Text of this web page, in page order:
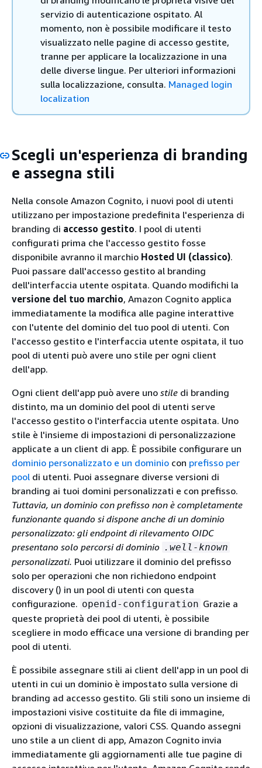
servizio di autenticazione ospitato. Al
momento, non è possibile modificare il testo
visualizzato nelle pagine di accesso gestite,
tranne per applicare la localizzazione in una
delle diverse lingue. Per ulteriori informazioni
sulla localizzazione, consulta. Managed login
localization
Scegli un'esperienza di branding
e assegna stili
Nella console Amazon Cognito, i nuovi pool di utenti
utilizzano per impostazione predefinita l'esperienza di
branding di accesso gestito. I pool di utenti
configurati prima che l'accesso gestito fosse
disponibile avranno il marchio Hosted UI (classico).
Puoi passare dall'accesso gestito al branding
dell'interfaccia utente ospitata. Quando modifichi la
versione del tuo marchio, Amazon Cognito applica
immediatamente la modifica alle pagine interattive
con l'utente del dominio del tuo pool di utenti. Con
l'accesso gestito e l'interfaccia utente ospitata, il tuo
pool di utenti può avere uno stile per ogni client
dell'app.
Ogni client dell'app può avere uno stile di branding
distinto, ma un dominio del pool di utenti serve
l'accesso gestito o l'interfaccia utente ospitata. Uno
stile è l'insieme di impostazioni di personalizzazione
applicate a un client di app. È possibile configurare un
dominio personalizzato e un dominio con prefisso per
pool di utenti. Puoi assegnare diverse versioni di
branding ai tuoi domini personalizzati e con prefisso.
Tuttavia, un dominio con prefisso non è completamente
funzionante quando si dispone anche di un dominio
personalizzato: gli endpoint di rilevamento OIDC
presentano solo percorsi di dominio .well-known
personalizzati. Puoi utilizzare il dominio del prefisso
solo per operazioni che non richiedono endpoint
discovery () in un pool di utenti con questa
configurazione. openid-configuration Grazie a
queste proprietà dei pool di utenti, è possibile
scegliere in modo efficace una versione di branding per
pool di utenti.
È possibile assegnare stili ai client dell'app in un pool di
utenti in cui un dominio è impostato sulla versione di
branding ad accesso gestito. Gli stili sono un insieme di
impostazioni visive costituite da file di immagine,
opzioni di visualizzazione, valori CSS. Quando assegni
uno stile a un client di app, Amazon Cognito invia
immediatamente gli aggiornamenti alle tue pagine di